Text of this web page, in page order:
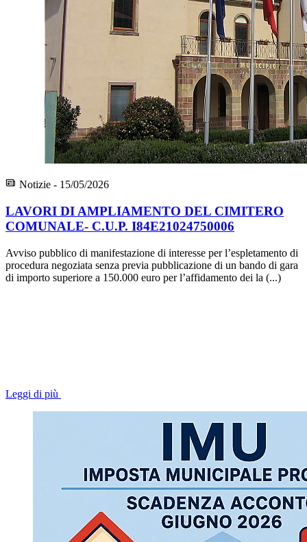
Notizie - 15/05/2026
LAVORI DI AMPLIAMENTO DEL CIMITERO
COMUNALE- C.U.P. I84E21024750006
Avviso pubblico di manifestazione di interesse per l’espletamento di
procedura negoziata senza previa pubblicazione di un bando di gara
di importo superiore a 150.000 euro per l’affidamento dei la (...)
Leggi di più